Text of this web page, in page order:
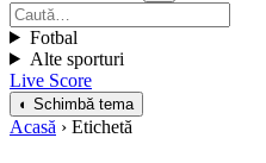
Fotbal
Alte sporturi
Live Score
◐ Schimbă tema
Acasă › Etichetă